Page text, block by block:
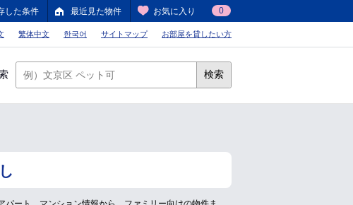
した条件 最近見た物件 お気に入り 0
繁体中文 한국어 サイトマップ お部屋を貸したい方
検索